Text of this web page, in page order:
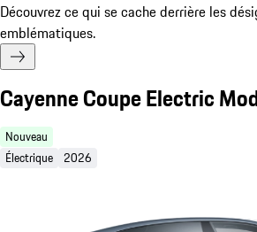
Découvrez ce qui se cache derrière les
emblématiques.
Cayenne Coupe Electric
Nouveau
Électrique 2026